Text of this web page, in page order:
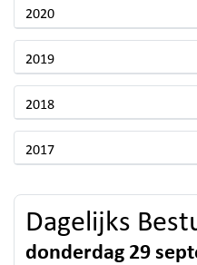
2020
2019
2018
2017
Dagelijks
donderdag 29